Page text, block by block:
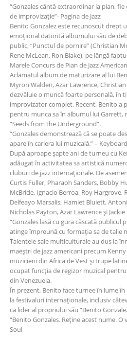
“Gonzales cântă extraordinar la pian, fie
de improvizaţie”- Pagina de Jazz
Benito Gonzalez este recunoscut drept
emoţional datorită albumului său de
public, “Punctul de pornire” (Christian
Rene McLean, Ron Blake), pe lângă
Marele Concurs de Pian de Jazz
Aclamatul album de maturizare al lui
Myron Walden, Azar Lawrence, Christian
dezvăluie o muncă foarte personală, în
improvizator complet. Recent, Benito a
pentru munca sa în albumul lui Garrett,
“Seeds from the Underground”.
“Gonzales demonstrează că se poate
apare în cariera lui muzicală.” –
După aproape șapte ani de turneu cu
adăugat în activitatea sa artistică
cluburi de jazz internaţionale. De
Curtis Fuller, Pharaoh Sanders, Bobby
McBride, Ignacio Berroa, Roy Hargrove,
Delfeayo Marsalis, Hamiet Bluiett,
Nicholas Payton, Azar Lawrence și
“Gonzales lasă cu gura căscată publicul
atinge împreună cu formaţia sa de talie
Talentele sale multiculturale au dus la
maeștri de jazz americani precum
muzicieni din Africa de Vest și trupe
ocupat funcţia de regizor muzical
din Venezuela.
În prezent, Benito face turnee în lume
la festivaluri internaţionale, inclusiv
ca lider al propriului său “Benito
“Benito Gonzales. Reţine acest nume. O
Soul